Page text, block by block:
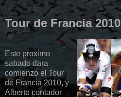
Tour de Francia 2010
Este proximo
sabado dara
comienzo el Tour
de Francia 2010, y
Alberto contador